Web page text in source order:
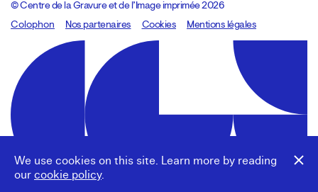
We use cookies on this site. Learn more by reading
our cookie policy.
© Centre de la Gravure et de l’Image imprimée 2026
Colophon
Design:Marcel Kaczmarek, code:8080.studio
Nos partenaires Cookies Mentions légales